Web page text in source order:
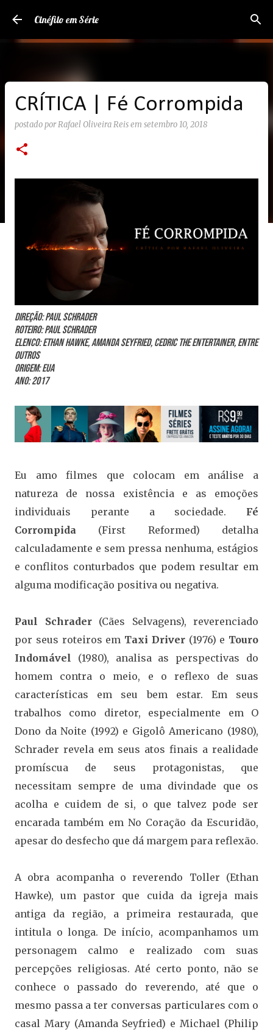
Pular para o conteúdo principal
Cinéfilo em Série
CRÍTICA | Fé Corrompida
postado porRafael Oliveira Reisem setembro 10, 2018
Direção: Paul Schrader
Roteiro: Paul Schrader
Elenco: Ethan Hawke, Amanda Seyfried, Cedric the Entertainer, entre
outros
Origem: EUA
Ano: 2017
Eu amo filmes que colocam em análise a
natureza de nossa existência e as emoções
individuais perante a sociedade. Fé
Corrompida (First Reformed) detalha
calculadamente e sem pressa nenhuma, estágios
e conflitos conturbados que podem resultar em
alguma modificação positiva ou negativa.
Paul Schrader(Cães Selvagens), reverenciado
por seus roteiros em Taxi Driver(1976) e Touro
Indomável (1980), analisa as perspectivas do
homem contra o meio, e o reflexo de suas
características em seu bem estar. Em seus
trabalhos como diretor, especialmente em O
Dono da Noite (1992) e Gigolô Americano (1980),
Schrader revela em seus atos finais a realidade
promíscua de seus protagonistas, que
necessitam sempre de uma divindade que os
acolha e cuidem de si, o que talvez pode ser
encarada também em No Coração da Escuridão,
apesar do desfecho que dá margem para reflexão.
A obra acompanha o reverendo Toller (Ethan
Hawke), um pastor que cuida da igreja mais
antiga da região, a primeira restaurada, que
intitula o longa. De início, acompanhamos um
personagem calmo e realizado com suas
percepções religiosas. Até certo ponto, não se
conhece o passado do reverendo, até que o
mesmo passa a ter conversas particulares com o
casal Mary (Amanda Seyfried) e Michael (Philip